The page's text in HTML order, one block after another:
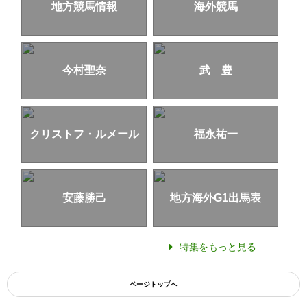
地方競馬情報 海外競馬
今村聖奈 武 豊
クリストフ・ルメール 福永祐一
安藤勝己 地方海外G1出馬表
特集をもっと見る
ページトップへ